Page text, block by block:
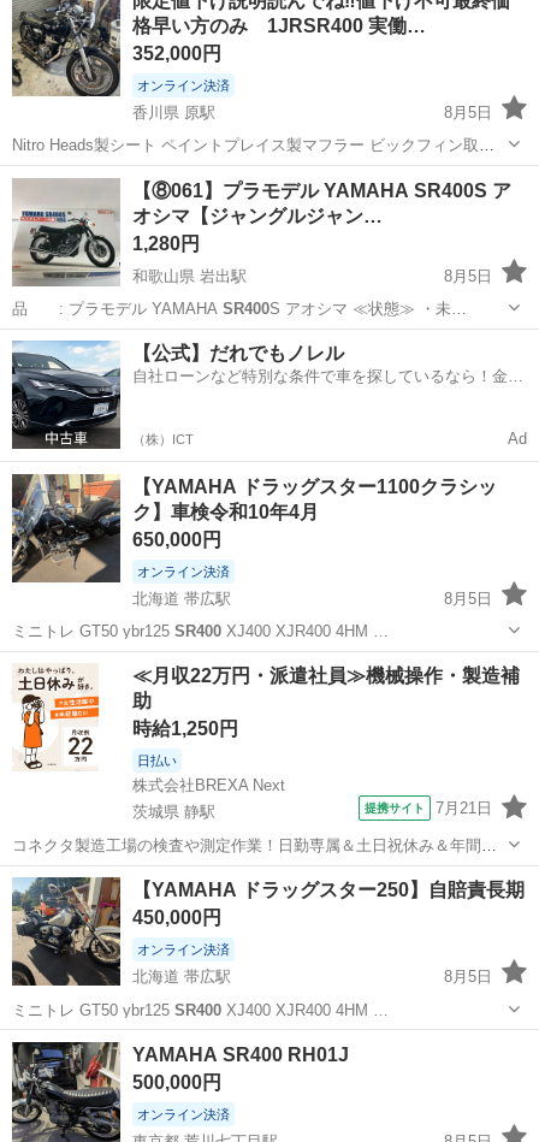
格早い方のみ 1JRSR400 実働…
352,000円
オンライン決済
香川県 原駅
8月5日
Nitro Heads製シート ペイントプレイス製マフラー ビックフィン取り
付け ヘッドライトステー 左サイドxsr流用？アルミカバー パワーフィ
ルター化 オイルキャチタンク 弾丸ウィンカー キジマ燃料フィルター
マフラーバ...
香川 高松市 原駅 バイク カスタム
【⑧061】プラモデル YAMAHA SR400S ア
オシマ【ジャングルジャン…
1,280円
和歌山県 岩出駅
8月5日
品 : プラモデル YAMAHA SR400 S アオシマ ≪状態≫ ・未…
和歌山 岩出市 岩出駅 模型、プラモデル
【公式】だれでもノレル
自社ローンなど特別な条件で車を探しているなら！金利
（株）ICT Ad
【YAMAHA ドラッグスター1100クラシッ
ク】車検令和10年4月
650,000円
オンライン決済
北海道 帯広駅
8月5日
ミニトレ GT50 ybr125 SR400XJ400 XJR400 4HM …
北海道 帯広市 帯広駅 ヤマハ
≪月収22万円・派遣社員≫機械操作・製造補
助
時給1,250円
日払い
株式会社BREXA Next
茨城県 静駅
提携サイト 7月21日
コネクタ製造工場の検査や測定作業！日勤専属＆土日祝休み＆年間休
日128日★クリーンルーム内作業★マイカー通勤OK＆無料駐車場あり
★就業先食堂利用可！日払い制度あり！《茨城県常陸大宮市》 人気の
工場のお仕事 ◇コネクタ製造工...
茨城 常陸大宮市 その他
【YAMAHA ドラッグスター250】自賠責長期
450,000円
オンライン決済
北海道 帯広駅
8月5日
ミニトレ GT50 ybr125 SR400XJ400 XJR400 4HM …
北海道 帯広市
YAMAHA SR400 RH01J
500,000円
オンライン決済